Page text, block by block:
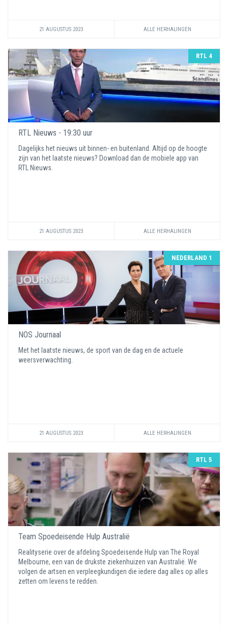
21 AUGUSTUS 2023 ALLE HERHALINGEN
RTL 4
RTL Nieuws - 19:30 uur
Dagelijks het nieuws uit binnen- en buitenland. Altijd op de hoogte
zijn van het laatste nieuws? Download dan de mobiele app van
RTL Nieuws.
21 AUGUSTUS 2023 ALLE HERHALINGEN
NEDERLAND 1
NOS Journaal
Met het laatste nieuws, de sport van de dag en de actuele
weersverwachting.
21 AUGUSTUS 2023 ALLE HERHALINGEN
RTL 5
Team Spoedeisende Hulp Australië
Realityserie over de afdeling Spoedeisende Hulp van The Royal
Melbourne, een van de drukste ziekenhuizen van Australië. We
volgen de artsen en verpleegkundigen die iedere dag alles op alles
zetten om levens te redden.